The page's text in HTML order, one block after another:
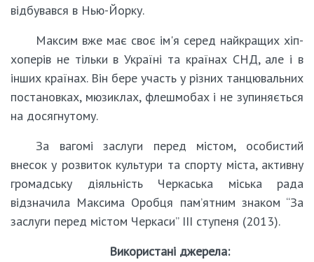
відбувався в Нью-Йорку.
Максим вже має своє ім'я серед найкращих хіп-
хоперів не тільки в Україні та країнах СНД, але і в
інших країнах. Він бере участь у різних танцювальних
постановках, мюзиклах, флешмобах і не зупиняється
на досягнутому.
За вагомі заслуги перед містом, особистий
внесок у розвиток культури та спорту міста, активну
громадську діяльність Черкаська міська рада
відзначила Максима Оробця пам’ятним знаком “За
заслуги перед містом Черкаси” ІІІ ступеня (2013).
Використані джерела: